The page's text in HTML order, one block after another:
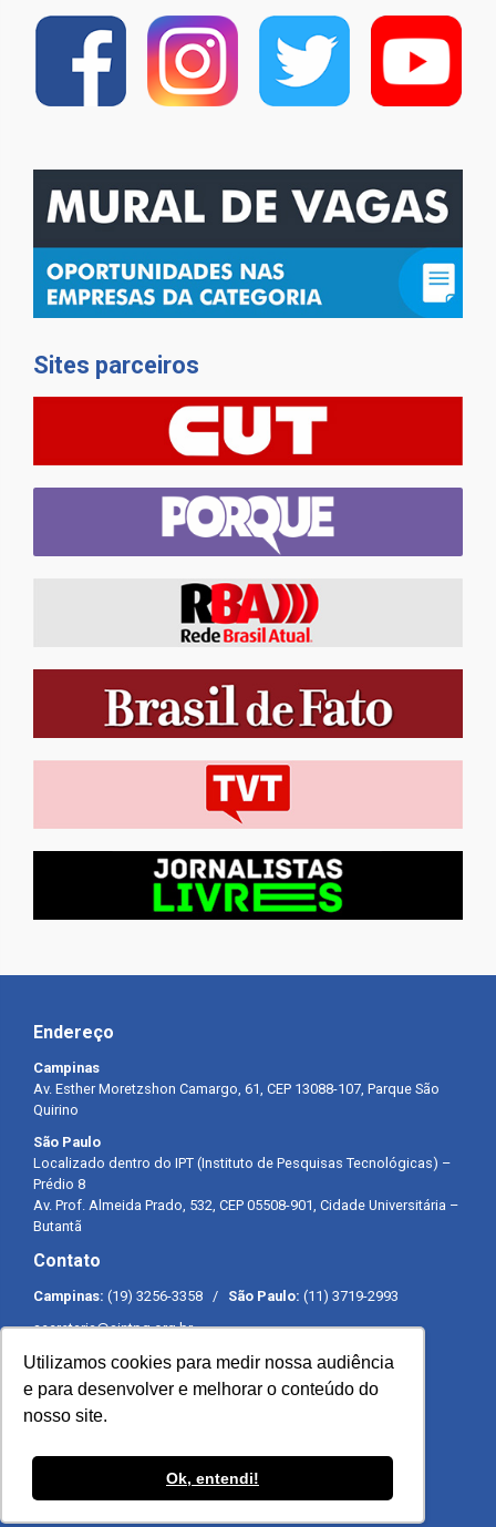
Utilizamos cookies para medir nossa audiência
e para desenvolver e melhorar o conteúdo do
nosso site.
Ok, entendi!
Sites parceiros
Endereço
Campinas
Av. Esther Moretzshon Camargo, 61, CEP 13088-107, Parque São
Quirino
São Paulo
Localizado dentro do IPT (Instituto de Pesquisas Tecnológicas) –
Prédio 8
Av. Prof. Almeida Prado, 532, CEP 05508-901, Cidade Universitária –
Butantã
Contato
Campinas: (19) 3256-3358 / São Paulo: (11) 3719-2993
secretaria@sintpq.org.br
Expediente
Segunda a sexta-feira das 8h às 17h